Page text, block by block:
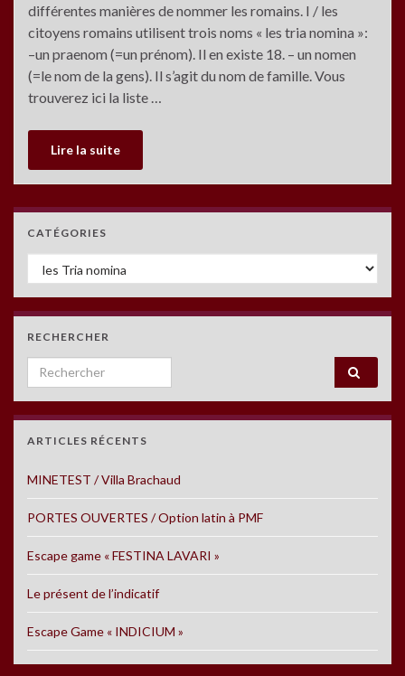
différentes manières de nommer les romains. I / les
citoyens romains utilisent trois noms « les tria nomina »:
–un praenom (=un prénom). Il en existe 18. – un nomen
(=le nom de la gens). Il s’agit du nom de famille. Vous
trouverez ici la liste …
Lire la suite
CATÉGORIES
Catégories
RECHERCHER
Search for:
ARTICLES RÉCENTS
MINETEST / Villa Brachaud
PORTES OUVERTES / Option latin à PMF
Escape game « FESTINA LAVARI »
Le présent de l’indicatif
Escape Game « INDICIUM »